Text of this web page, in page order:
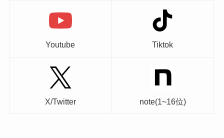
Youtube Tiktok
X/Twitter note(1~16位)